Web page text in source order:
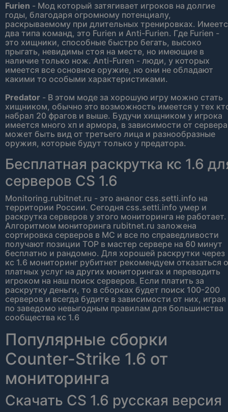
Furien - Мод который затягивает игроков на долгие
годы, благодаря огромному потенциалу,
раскрываемому при длительных тренировках.
два типа команд, это Furien и Anti-Furien. Где Furien -
это хищники, способные быстро бегать, высоко
прыгать, невидимы стоя на месте, но имеющие в
наличие только нож. Anti-Furen - люди, у которых
имеется все основное оружие, но они не обладают
какими то особыми характеристиками.
Predator - В этом моде за хорошую игру можно стать
хищником, обычно это возможность имеется у тех
набрал 20 фрагов и выше. Будучи хищником у игрока
имеется много хп и армора, в зависимости от сервера
может быть вид от третьего лица и разнообразные
оружия, которые будут только у предатора.
Бесплатная раскрутка кс 1.6
серверов CS 1.6
Monitoring.rubitnet.ru - это аналог css.setti.info на
территории России. Сегодня css.setti.info умер и
раскрутка серверов у этого мониторинга не работает.
Алгоритмом мониторинга rubitnet.ru заложена
сортировка серверов в МС и все по справедливости
получают позиции TOP в мастер сервере на 60 минут
бесплатно и рандомно. Для хорошей раскрутки через
кс 1.6 мониторинг рубитнет рекомендуем отказаться
платных услуг на других мониторингах и переводить
игроком на наш поиск серверов. Если платить за
раскрутку деньги, то в сборках будет поиск 100-200
серверов и всегда будите в зависимости от них, играя
по заведомо невыгодным правилам для большинства
сообщества кс 1.6
Популярные сборки
Counter-Strike 1.6 от
мониторинга
Скачать CS 1.6 русская версия